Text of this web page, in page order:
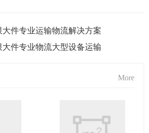
大件专业运输物流解决方案
大件专业物流大型设备运输
More